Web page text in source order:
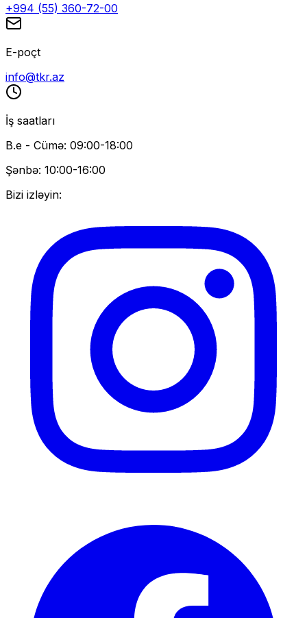
+994 (55) 360-72-00
E-poçt
info@tkr.az
İş saatları
B.e - Cümə: 09:00-18:00
Şənbə: 10:00-16:00
Bizi izləyin: